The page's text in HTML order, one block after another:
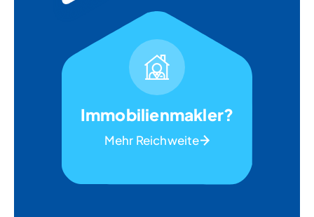
Immobilienmakler?
Mehr Reichweite